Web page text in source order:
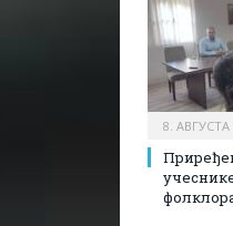
8. АВГУСТА